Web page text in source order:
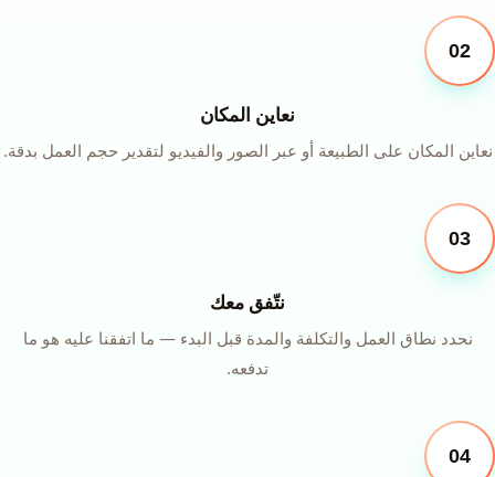
02
نعاين المكان
نعاين المكان على الطبيعة أو عبر الصور والفيديو لتقدير حجم العمل بدقة.
03
نتّفق معك
نحدد نطاق العمل والتكلفة والمدة قبل البدء — ما اتفقنا عليه هو ما
تدفعه.
04